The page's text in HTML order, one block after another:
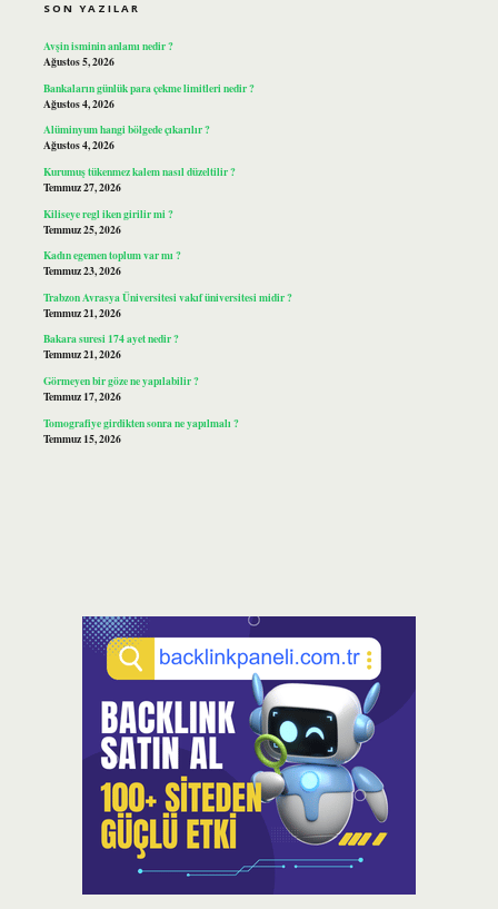
SON YAZILAR
Avşin isminin anlamı nedir ?
Ağustos 5, 2026
Bankaların günlük para çekme limitleri nedir ?
Ağustos 4, 2026
Alüminyum hangi bölgede çıkarılır ?
Ağustos 4, 2026
Kurumuş tükenmez kalem nasıl düzeltilir ?
Temmuz 27, 2026
Kiliseye regl iken girilir mi ?
Temmuz 25, 2026
Kadın egemen toplum var mı ?
Temmuz 23, 2026
Trabzon Avrasya Üniversitesi vakıf üniversitesi midir ?
Temmuz 21, 2026
Bakara suresi 174 ayet nedir ?
Temmuz 21, 2026
Görmeyen bir göze ne yapılabilir ?
Temmuz 17, 2026
Tomografiye girdikten sonra ne yapılmalı ?
Temmuz 15, 2026